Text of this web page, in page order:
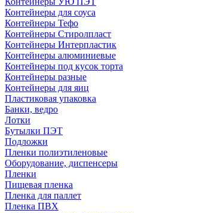
Контейнеры для соуса
Контейнеры Тефо
Контейнеры Стиролпласт
Контейнеры Интерпластик
Контейнеры алюминиевые
Контейнеры под кусок торта
Контейнеры разные
Контейнеры для яиц
Пластиковая упаковка
Банки, ведро
Лотки
Бутылки ПЭТ
Подложки
Пленки полиэтиленовые
Оборудование, диспенсеры
Пленки
Пищевая пленка
Пленка для паллет
Пленка ПВХ